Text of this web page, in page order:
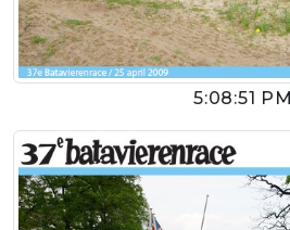
5:08:51 PM